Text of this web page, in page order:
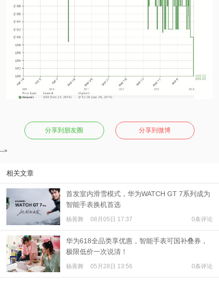
专
题
分享到朋友圈 分享到微博
-->
相关文章
首发室内滑雪模式，华为WATCH GT 7系列成为
智能手表换机首选
杨善舞 08月05日 17:37 0条评论
华为618全品类享优惠，智能手表可国补叠券，
极限低价一次说清！
杨善舞 05月28日 13:56 0条评论